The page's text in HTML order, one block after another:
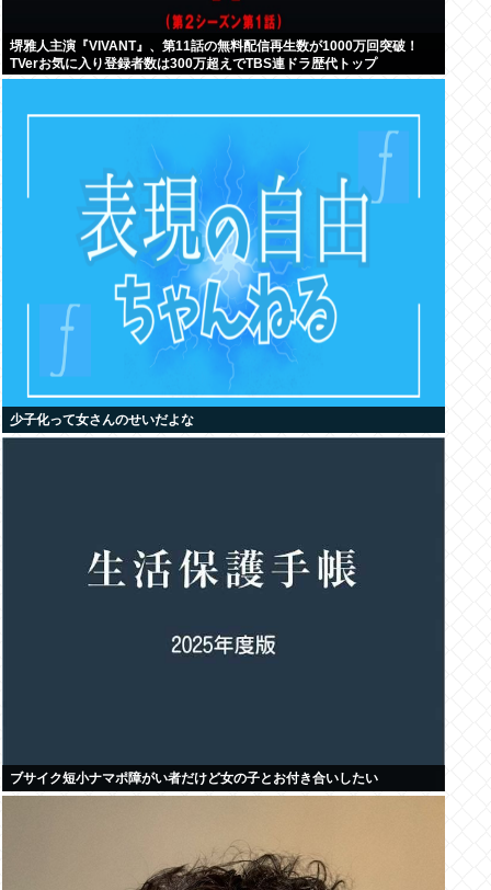
堺雅人主演『VIVANT』、第11話の無料配信再生数が1000万回突破！
TVerお気に入り登録者数は300万超えでTBS連ドラ歴代トップ
少子化って女さんのせいだよな
ブサイク短小ナマポ障がい者だけど女の子とお付き合いしたい